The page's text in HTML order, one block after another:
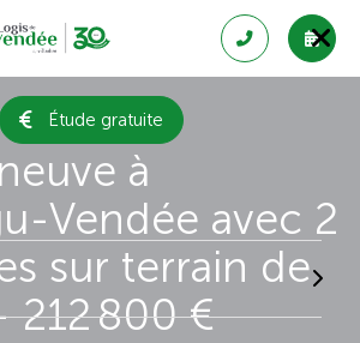
Étude gratuite
des résultats
à
Vendée avec 2
sur terrain de
800 €